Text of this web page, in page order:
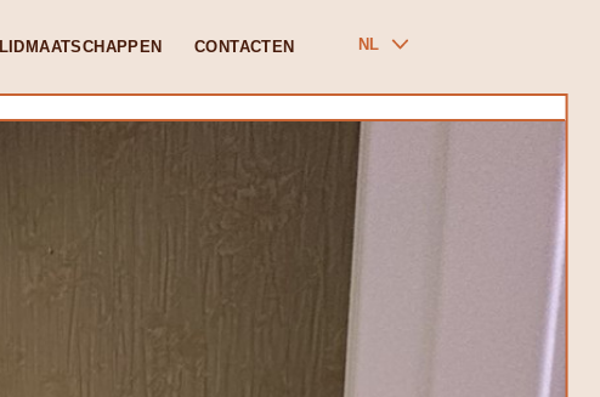
LIDMAATSCHAPPEN CONTACTEN NL